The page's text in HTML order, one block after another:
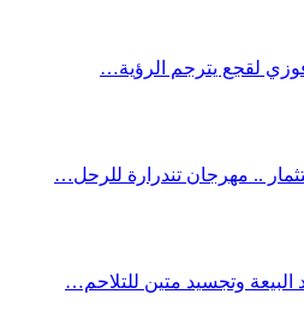
فوزي لقجع يترجم الرؤية…
.. مهرجان تندرارة للرحل…
البيعة وتجسيد متين للتلاحم…